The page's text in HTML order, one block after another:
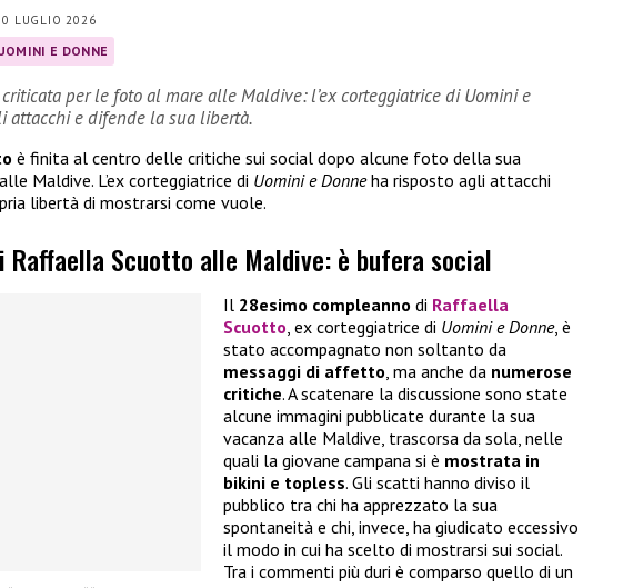
LUGLIO 2026
E DONNE
per le foto al mare alle Maldive: l’ex corteggiatrice di Uomini e
attacchi e difende la sua libertà.
è finita al centro delle critiche sui social dopo alcune foto della sua
alle Maldive. L’ex corteggiatrice di Uomini e Donneha risposto agli attacchi
libertà di mostrarsi come vuole.
Raffaella Scuotto alle Maldive: è bufera social
Il 28esimo compleanno di Raffaella
Scuotto , ex corteggiatrice di Uomini e Donne, è
stato accompagnato non soltanto da
messaggi di affetto , ma anche da numerose
critiche. A scatenare la discussione sono state
alcune immagini pubblicate durante la sua
vacanza alle Maldive, trascorsa da sola, nelle
quali la giovane campana si è mostrata in
bikini e topless. Gli scatti hanno diviso il
pubblico tra chi ha apprezzato la sua
spontaneità e chi, invece, ha giudicato eccessivo
il modo in cui ha scelto di mostrarsi sui social.
Tra i commenti più duri è comparso quello di un